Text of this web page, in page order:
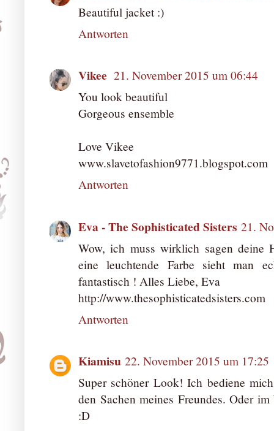
Beautiful jacket :)
Antworten
Vikee 21. November 2015 um 06:44
You look beautiful
Gorgeous ensemble
Love Vikee
www.slavetofashion9771.blogspot.com
Antworten
Eva - The Sophisticated Sisters 21.
Wow, ich muss wirklich sagen deine
eine leuchtende Farbe sieht man
fantastisch ! Alles Liebe, Eva
http://www.thesophisticatedsisters.com
Antworten
Kiamisu 22. November 2015 um 17:25
Super schöner Look! Ich bediene
den Sachen meines Freundes. Oder
:D